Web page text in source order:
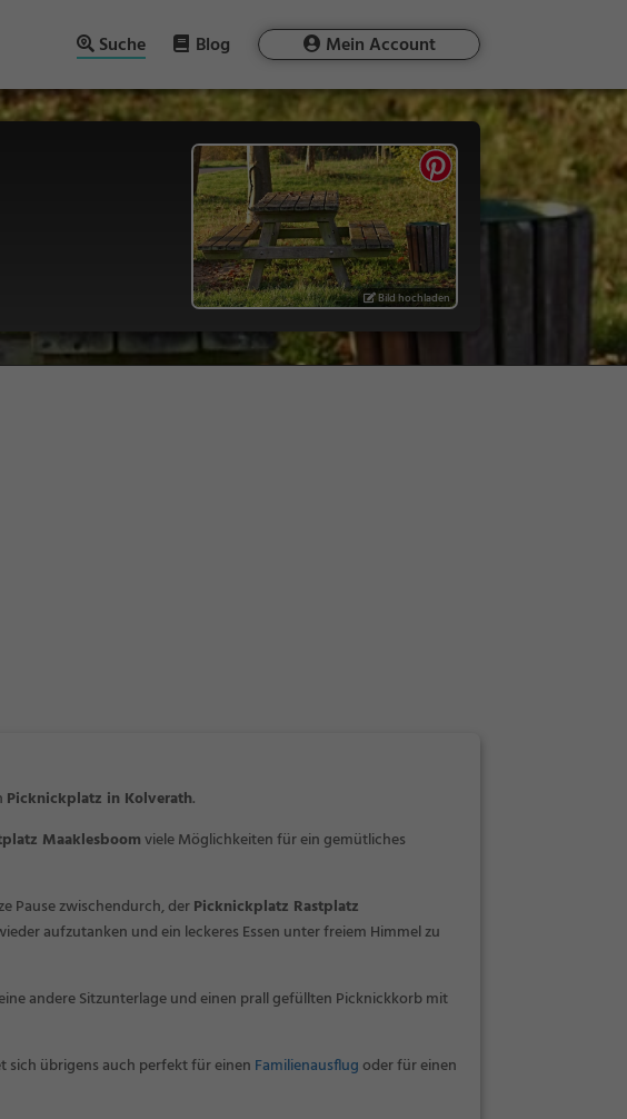
Suche Blog Mein Account
Bild hochladen
Picknickplatz in Kolverath.
Maaklesboomviele Möglichkeiten für ein gemütliches
Pause zwischendurch, derPicknickplatz Rastplatz
aufzutanken und ein leckeres Essen unter freiem Himmel zu
andere Sitzunterlage und einen prall gefüllten Picknickkorb mit
sich übrigens auch perfekt für einen Familienausflugoder für einen